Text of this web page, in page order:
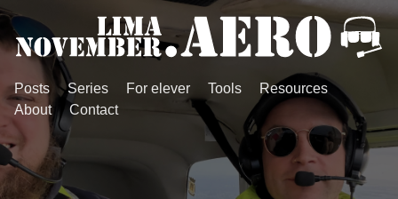
Posts Series For elever Tools
Resources
About
Contact